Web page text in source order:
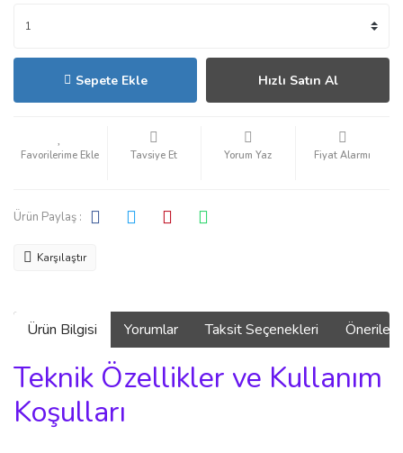
Sepete Ekle Hızlı Satın Al
Tavsiye Et Yorum Yaz Fiyat Alarmı
Ürün Paylaş :
Karşılaştır
Ürün Bilgisi Yorumlar Taksit Seçenekleri
Teknik Özellikler ve Kullanım
Koşulları